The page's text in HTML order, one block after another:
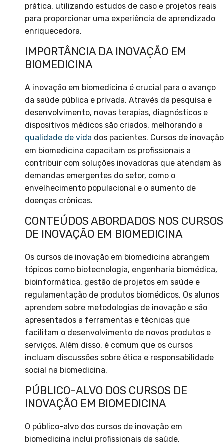
prática, utilizando estudos de caso e projetos reais
para proporcionar uma experiência de aprendizado
enriquecedora.
IMPORTÂNCIA DA INOVAÇÃO EM
BIOMEDICINA
A inovação em biomedicina é crucial para o avanço
da saúde pública e privada. Através da pesquisa e
desenvolvimento, novas terapias, diagnósticos e
dispositivos médicos são criados, melhorando a
qualidade de vida dos pacientes. Cursos de inovação
em biomedicina capacitam os profissionais a
contribuir com soluções inovadoras que atendam às
demandas emergentes do setor, como o
envelhecimento populacional e o aumento de
doenças crônicas.
CONTEÚDOS ABORDADOS NOS CURSOS
DE INOVAÇÃO EM BIOMEDICINA
Os cursos de inovação em biomedicina abrangem
tópicos como biotecnologia, engenharia biomédica,
bioinformática, gestão de projetos em saúde e
regulamentação de produtos biomédicos. Os alunos
aprendem sobre metodologias de inovação e são
apresentados a ferramentas e técnicas que
facilitam o desenvolvimento de novos produtos e
serviços. Além disso, é comum que os cursos
incluam discussões sobre ética e responsabilidade
social na biomedicina.
PÚBLICO-ALVO DOS CURSOS DE
INOVAÇÃO EM BIOMEDICINA
O público-alvo dos cursos de inovação em
biomedicina inclui profissionais da saúde,